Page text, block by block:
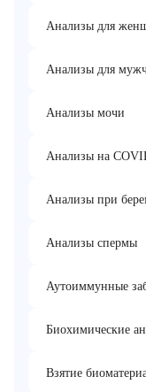
Анализы для
Анализы для
Анализы мочи
Анализы на
Анализы при
Анализы спермы
Аутоиммунные
Биохимические
Взятие